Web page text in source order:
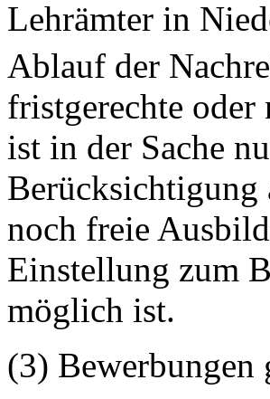
Lehrämter in
Ablauf der
fristgerechte oder
ist in der Sache
Berücksichtigung
noch freie
Einstellung zum
möglich ist.
(3)